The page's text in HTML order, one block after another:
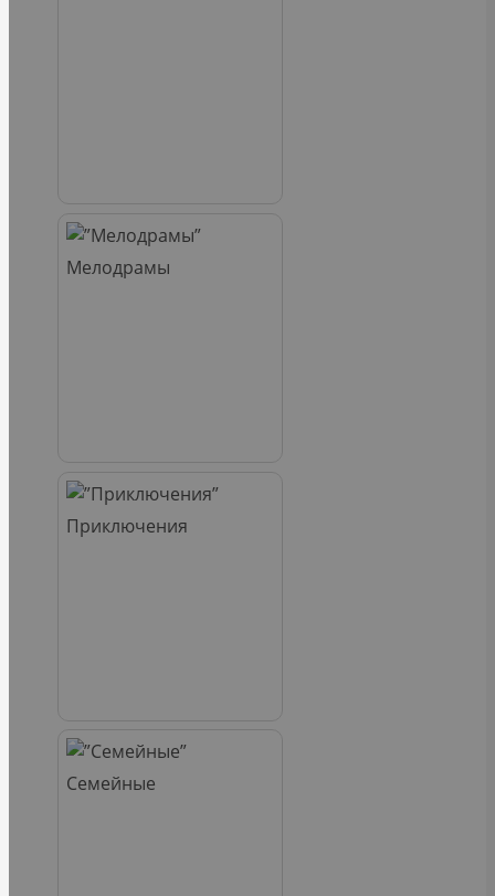
Мелодрамы
Приключения
Семейные